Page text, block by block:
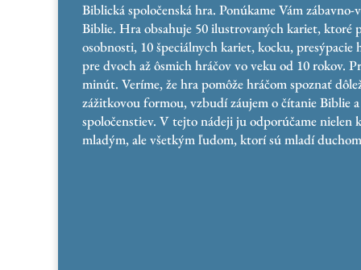
Biblická spoločenská hra. Ponúkame Vám
Biblie. Hra obsahuje 50 ilustrovaných kariet, ktoré
osobnosti, 10 špeciálnych kariet, kocku, presýpacie
pre dvoch až ôsmich hráčov vo veku od 10 rokov.
minút. Veríme, že hra pomôže hráčom spoznať
zážitkovou formou, vzbudí záujem o čítanie Biblie
spoločenstiev. V tejto nádeji ju odporúčame nielen
mladým, ale všetkým ľudom, ktorí sú mladí